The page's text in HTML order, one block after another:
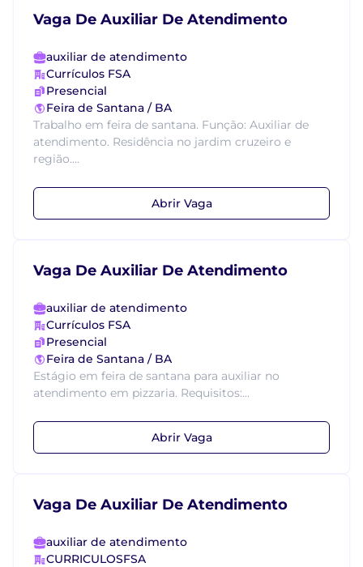
Vaga De Auxiliar De Atendimento
auxiliar de atendimento
Currículos FSA
Presencial
Feira de Santana / BA
Trabalho em feira de santana. Função: Auxiliar de
atendimento. Residência no jardim cruzeiro e
região....
Abrir Vaga
Vaga De Auxiliar De Atendimento
auxiliar de atendimento
Currículos FSA
Presencial
Feira de Santana / BA
Estágio em feira de santana para auxiliar no
atendimento em pizzaria. Requisitos:...
Abrir Vaga
Vaga De Auxiliar De Atendimento
auxiliar de atendimento
CURRICULOSFSA